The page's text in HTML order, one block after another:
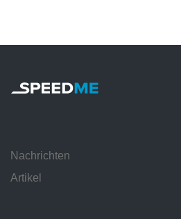
Nachrichten
Artikel